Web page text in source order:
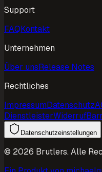
Support
FAQKontakt
Unternehmen
Über unsRelease Notes
Rechtliches
ImpressumDatenschutz
DienstleisterWiderruf
Datenschutzeinstellungen
© 2026 Brutlers. Alle